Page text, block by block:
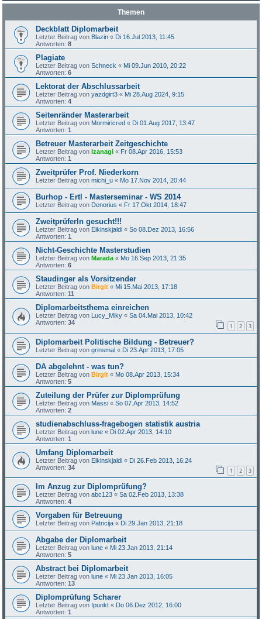
Themen
Deckblatt Diplomarbeit
Letzter Beitrag von Blazin « Di 16.Jul 2013, 11:45
Antworten:8
Plagiate
Letzter Beitrag vonSchneck « Mi 09.Jun 2010, 20:22
Antworten:6
Lektorat der Abschlussarbeit
Letzter Beitrag vonyazdgirt3 « Mi 28.Aug 2024, 9:15
Antworten:4
Seitenränder Masterarbeit
Letzter Beitrag von Mormiricred « Di 01.Aug 2017, 13:47
Antworten:1
Betreuer Masterarbeit Zeitgeschichte
Letzter Beitrag vonIzanagi « Fr 08.Apr 2016, 15:53
Antworten:1
Zweitprüfer Prof. Niederkorn
Letzter Beitrag vonmichi_u « Mo 17.Nov 2014, 20:44
Burhop - Ertl - Masterseminar - WS 2014
Letzter Beitrag von Denorius « Fr 17.Okt 2014, 18:47
ZweitprüferIn gesucht!!!
Letzter Beitrag von Eikinskjaldi «So 08.Dez 2013, 16:56
Antworten:1
Nicht-Geschichte Masterstudien
Letzter Beitrag vonMarada « Mo 16.Sep 2013, 21:35
Antworten:6
Staudinger als Vorsitzender
Letzter Beitrag vonBirgit « Mi 15.Mai 2013, 17:18
Antworten:11
Diplomarbeitsthema einreichen
Letzter Beitrag von Lucy_Miky «Sa 04.Mai 2013, 10:42
Antworten:34 1 2 3
Diplomarbeit Politische Bildung - Betreuer?
Letzter Beitrag vongrinsmal « Di 23.Apr 2013, 17:05
DA abgelehnt - was tun?
Letzter Beitrag vonBirgit « Mo 08.Apr 2013, 15:34
Antworten:5
Zuteilung der Prüfer zur Diplomprüfung
Letzter Beitrag von Massi «So 07.Apr 2013, 14:52
Antworten:2
studienabschluss-fragebogen statistik austria
Letzter Beitrag vonlune « Di 02.Apr 2013, 14:10
Antworten:1
Umfang Diplomarbeit
Letzter Beitrag von Eikinskjaldi « Di 26.Feb 2013, 16:24
Antworten:34 1 2 3
Im Anzug zur Diplomprüfung?
Letzter Beitrag vonabc123 «Sa 02.Feb 2013, 13:38
Antworten:4
Vorgaben für Betreuung
Letzter Beitrag von Patricija « Di 29.Jan 2013, 21:18
Abgabe der Diplomarbeit
Letzter Beitrag von lune « Mi 23.Jan 2013, 21:14
Antworten:5
Abstract bei Diplomarbeit
Letzter Beitrag von lune « Mi 23.Jan 2013, 16:05
Antworten:13
Diplomprüfung Scharer
Letzter Beitrag von Ipunkt « Do 06.Dez 2012, 16:00
Antworten:1